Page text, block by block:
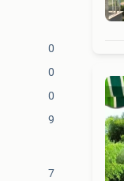
0
0
0
9
7